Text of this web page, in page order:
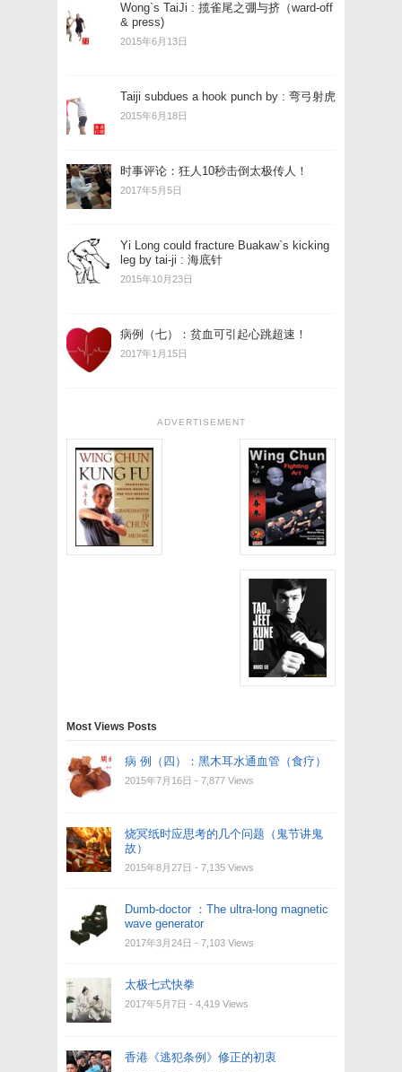
Wong`s TaiJi : 揽雀尾之弸与挤（ward-off
& press)
2015年6月13日
Taiji subdues a hook punch by : 弯弓射虎
2015年6月18日
时事评论：狂人10秒击倒太极传人！
2017年5月5日
Yi Long could fracture Buakaw`s kicking
leg by tai-ji : 海底针
2015年10月23日
病例（七）：贫血可引起心跳超速！
2017年1月15日
ADVERTISEMENT
Most Views Posts
病 例（四）：黑木耳水通血管（食疗）
2015年7月16日 - 7,877 Views
烧冥纸时应思考的几个问题（鬼节讲鬼
故）
2015年8月27日 - 7,135 Views
Dumb-doctor ：The ultra-long magnetic
wave generator
2017年3月24日 - 7,103 Views
太极七式快拳
2017年5月7日 - 4,419 Views
香港《逃犯条例》修正的初衷